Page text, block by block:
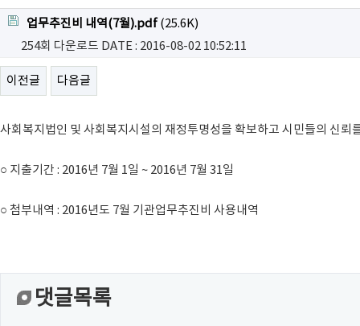
업무추진비 내역(7월).pdf (25.6K)
254회 다운로드 DATE : 2016-08-02 10:52:11
이전글 다음글
사회복지법인 및 사회복지시설의 재정투명성을 확보하고 시민들의 신
○ 지출기간 : 2016년 7월 1일 ~ 2016년 7월 31일
○ 첨부내역 : 2016년도 7월 기관업무추진비 사용내역
댓글목록